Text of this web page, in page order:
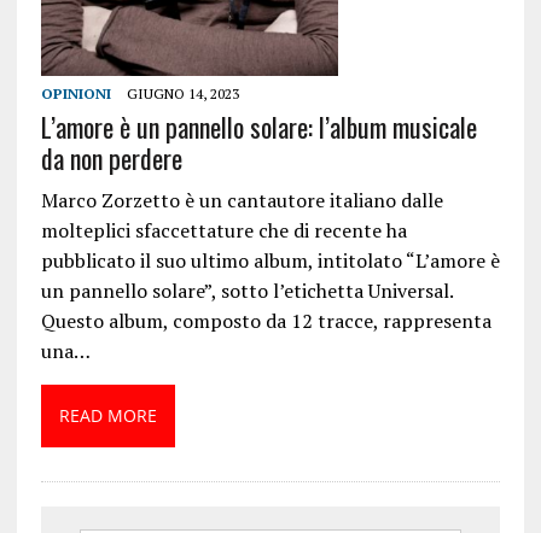
OPINIONI GIUGNO 14, 2023
L’amore è un pannello solare: l’album musicale
da non perdere
Marco Zorzetto è un cantautore italiano dalle
molteplici sfaccettature che di recente ha
pubblicato il suo ultimo album, intitolato “L’amore è
un pannello solare”, sotto l’etichetta Universal.
Questo album, composto da 12 tracce, rappresenta
una…
READ MORE